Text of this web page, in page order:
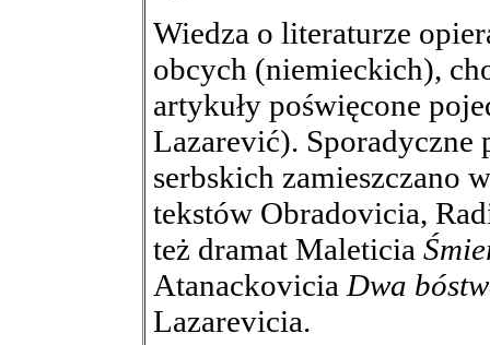
Wiedza o literaturze
obcych (niemieckich),
artykuły poświęcone
Lazarević). Sporadyczne
serbskich zamieszczano
tekstów Obradovicia,
też dramat Maleticia
Atanackovicia Dwa
Lazarevicia.